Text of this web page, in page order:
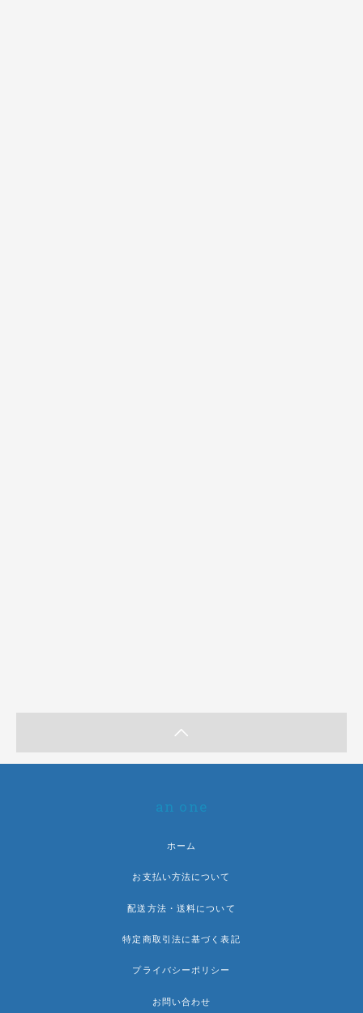
an one
ホーム
お支払い方法について
配送方法・送料について
特定商取引法に基づく表記
プライバシーポリシー
お問い合わせ